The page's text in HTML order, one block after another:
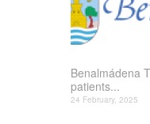
Benalmádena
patients...
24 February, 2025